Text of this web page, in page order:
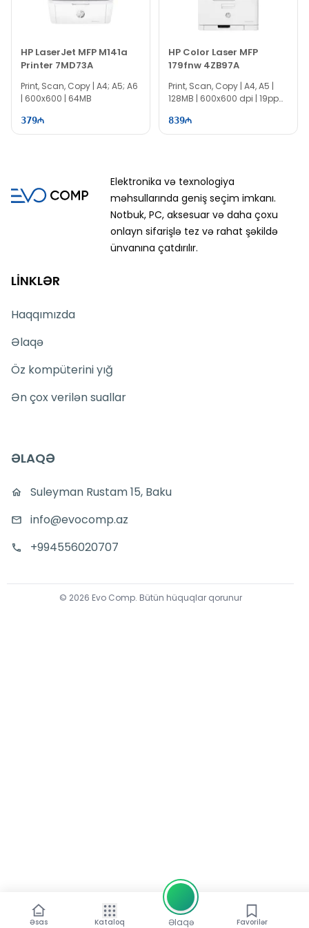
Əsas Kataloq Əlaqə Favorilər
HP LaserJet MFP M141a
Printer 7MD73A
Print, Scan, Copy | A4; A5; A6
| 600x600 | 64MB
379
HP Color Laser MFP
179fnw 4ZB97A
Print, Scan, Copy | A4, A5 |
128MB | 600x600 dpi | 19ppm
839
Elektronika və texnologiya
məhsullarında geniş seçim imkanı.
Notbuk, PC, aksesuar və daha çoxu
onlayn sifarişlə tez və rahat şəkildə
ünvanına çatdırılır.
LİNKLƏR
Haqqımızda
Əlaqə
Öz kompüterini yığ
Ən çox verilən suallar
ƏLAQƏ
Suleyman Rustam 15, Baku
info@evocomp.az
+994556020707
© 2026 Evo Comp. Bütün hüquqlar qorunur